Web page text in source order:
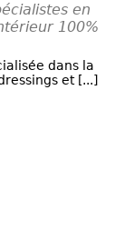
en
100%
dans la
et [...]